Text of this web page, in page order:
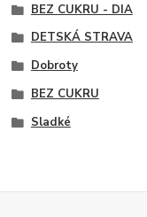
BEZ CUKRU - DIA
DETSKÁ STRAVA
Dobroty
BEZ CUKRU
Sladké